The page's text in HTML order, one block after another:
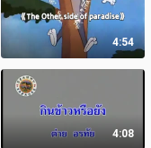
4:54
4:08